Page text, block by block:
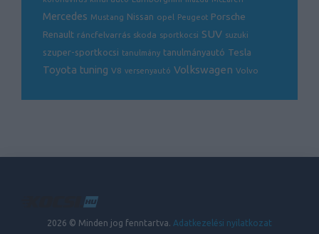
Mercedes Mustang Nissan opel Peugeot Porsche
Renault ráncfelvarrás skoda sportkocsi SUV suzuki
szuper-sportkocsi tanulmány tanulmányautó Tesla
Toyota tuning V8 versenyautó Volkswagen Volvo
2026 © Minden jog fenntartva. Adatkezelési nyilatkozat